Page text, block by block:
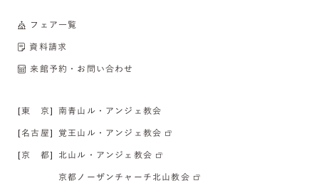
フェア一覧
資料請求
来館予約・お問い合わせ
[東 京] 南青山ル・アンジェ教会
[名古屋] 覚王山ル・アンジェ教会
[京 都] 北山ル・アンジェ教会
京都ノーザンチャーチ北山教会